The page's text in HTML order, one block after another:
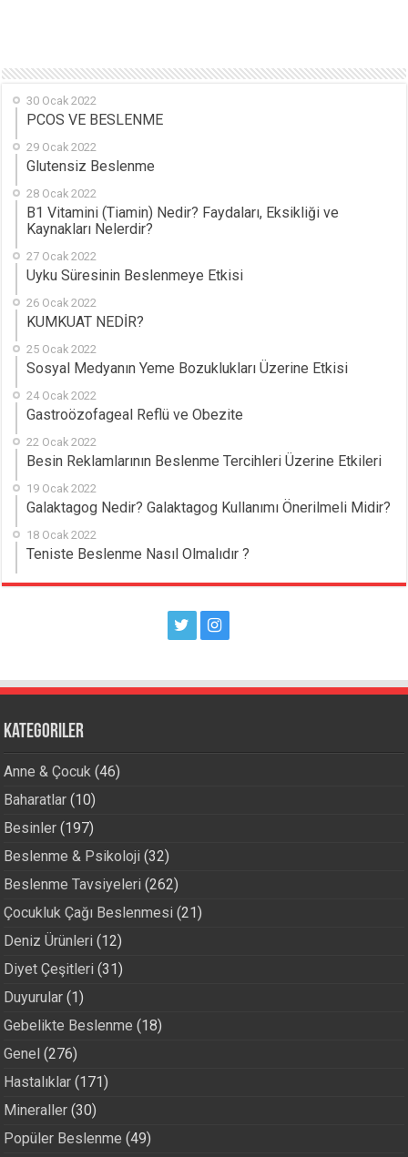
30 Ocak 2022
PCOS VE BESLENME
29 Ocak 2022
Glutensiz Beslenme
28 Ocak 2022
B1 Vitamini (Tiamin) Nedir? Faydaları, Eksikliği ve
Kaynakları Nelerdir?
27 Ocak 2022
Uyku Süresinin Beslenmeye Etkisi
26 Ocak 2022
KUMKUAT NEDİR?
25 Ocak 2022
Sosyal Medyanın Yeme Bozuklukları Üzerine Etkisi
24 Ocak 2022
Gastroözofageal Reflü ve Obezite
22 Ocak 2022
Besin Reklamlarının Beslenme Tercihleri Üzerine Etkileri
19 Ocak 2022
Galaktagog Nedir? Galaktagog Kullanımı Önerilmeli Midir?
18 Ocak 2022
Teniste Beslenme Nasıl Olmalıdır ?
Kategoriler
Anne & Çocuk (46)
Baharatlar (10)
Besinler (197)
Beslenme & Psikoloji (32)
Beslenme Tavsiyeleri (262)
Çocukluk Çağı Beslenmesi (21)
Deniz Ürünleri (12)
Diyet Çeşitleri (31)
Duyurular (1)
Gebelikte Beslenme (18)
Genel (276)
Hastalıklar (171)
Mineraller (30)
Popüler Beslenme (49)